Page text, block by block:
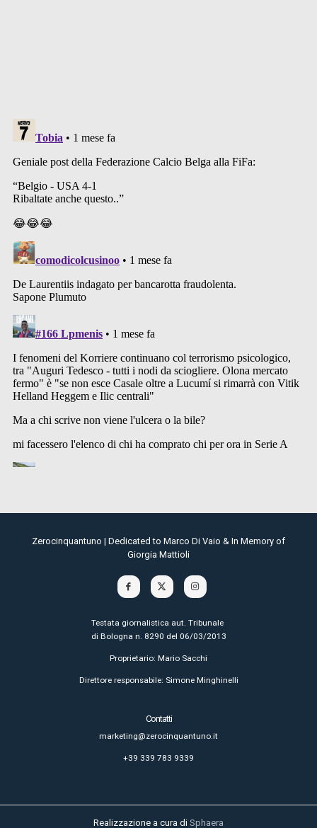
Zerocinquantuno | Dedicated to Marco Di Vaio & In Memory of
Giorgia Mattioli
Testata giornalistica aut. Tribunale
di Bologna n. 8290 del 06/03/2013
Proprietario: Mario Sacchi
Direttore responsabile: Simone Minghinelli
Contatti
marketing@zerocinquantuno.it
+39 339 783 9339
Realizzazione a cura di Sphaera